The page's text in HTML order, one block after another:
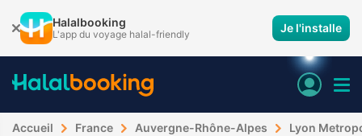
Halalbooking
L'app du voyage halal-friendly Je l'installe
Accueil France Auvergne-Rhône-Alpes Lyon